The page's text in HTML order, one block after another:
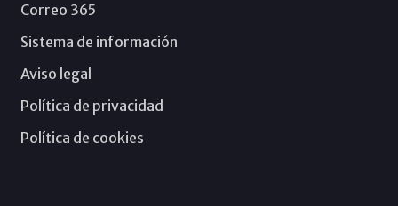
Correo 365
Sistema de información
Aviso legal
Política de privacidad
Política de cookies